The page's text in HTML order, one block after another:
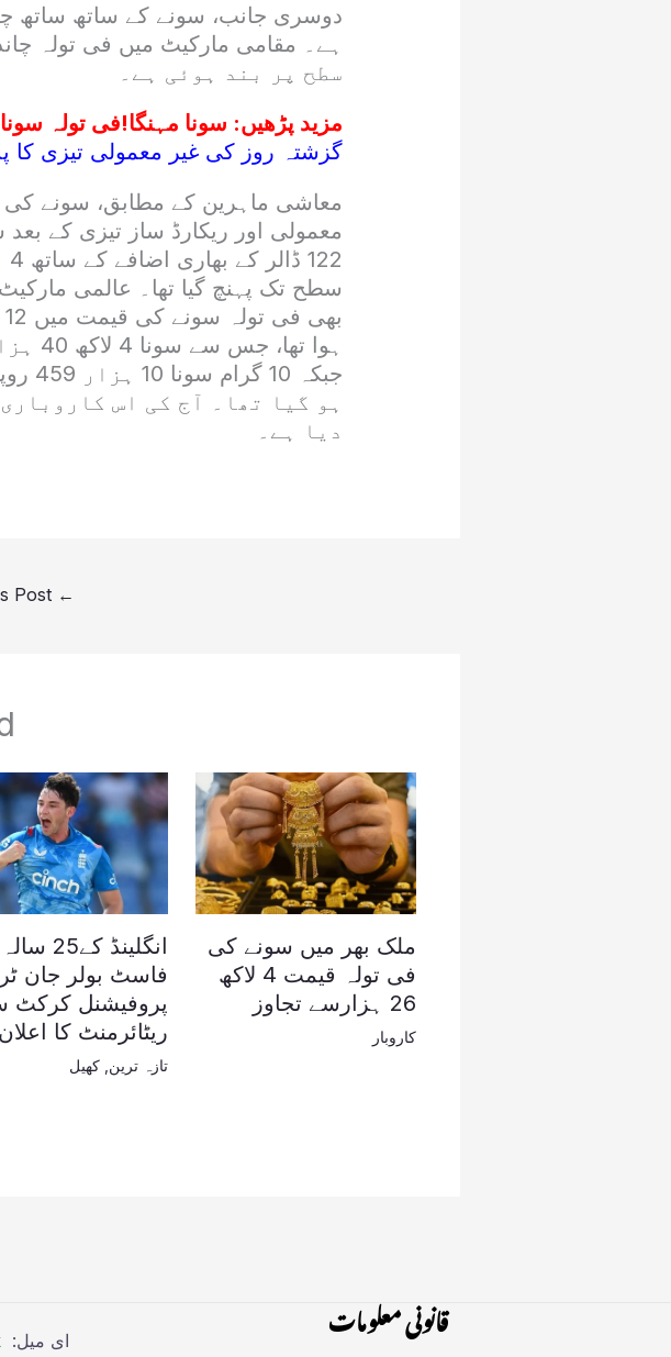
دوسری جانب، سونے کے ساتھ ساتھ
سطح پر بند ہوئی ہے۔
مزید پڑھیں: سونا مہنگا!فی تولہ سونا 9,100 روپے مہنگا
گزشتہ روز کی غیر معمولی تیزی
معاشی ماہرین کے مطابق، سونے
معمولی اور ریکارڈ ساز تیزی کے
سطح تک پہنچ گیا تھا۔ عالمی
ہو گیا تھا۔ آج کی اس
دیا ہے۔
←
ملک بھر میں سونے کی
فی تولہ قیمت 4 لاکھ
26 ہزارسے تجاوز
کاروبار
انگلینڈ کے25 سالہ
فاسٹ بولر جان
پروفیشنل کرکٹ
ریٹائرمنٹ کا اعلان
تازہ ترین ,کھیل
قانونی معلومات ای میل: